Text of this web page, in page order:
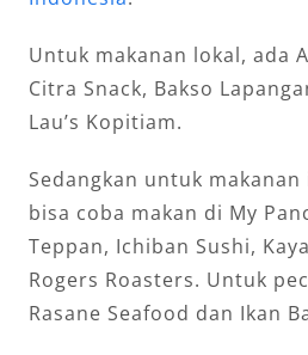
Untuk makanan lokal, ada
Citra Snack, Bakso
Lau’s Kopitiam.
Sedangkan untuk
bisa coba makan di My
Teppan, Ichiban Sushi,
Rogers Roasters. Untuk
Rasane Seafood dan Ikan